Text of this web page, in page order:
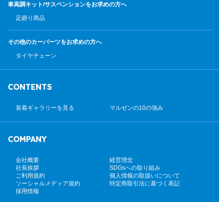
車高調キット/サスペンションをお求めの方へ
足廻り商品
その他のカーパーツをお求めの方へ
タイヤチェーン
CONTENTS
装着ギャラリーを見る マルゼンの10の強み
COMPANY
会社概要
経営理念
社長挨拶
SDGsへの取り組み
ご利用規約
個人情報の取扱いについて
ソーシャルメディア規約
特定商取引法に基づく表記
採用情報